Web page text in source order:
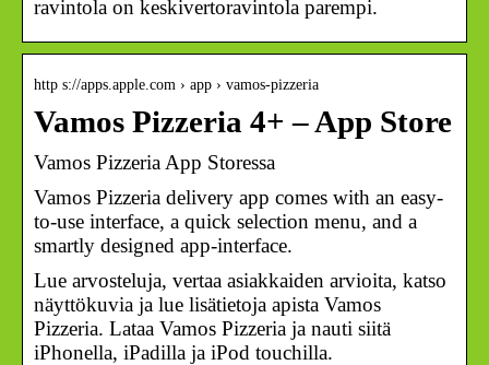
ravintola on keskivertoravintola parempi.
http s://apps.apple.com › app › vamos-pizzeria
Vamos Pizzeria 4+ – App Store
‎Vamos Pizzeria App Storessa
Vamos Pizzeria delivery app comes with an easy-
to-use interface, a quick selection menu, and a
smartly designed app-interface.
Lue arvosteluja, vertaa asiakkaiden arvioita, katso
näyttökuvia ja lue lisätietoja apista Vamos
Pizzeria. Lataa Vamos Pizzeria ja nauti siitä
iPhonella, iPadilla ja iPod touchilla.